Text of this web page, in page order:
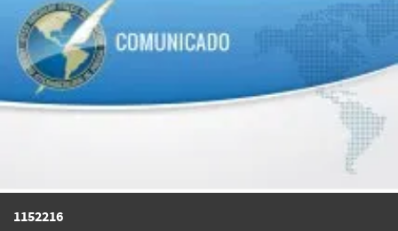
1152216